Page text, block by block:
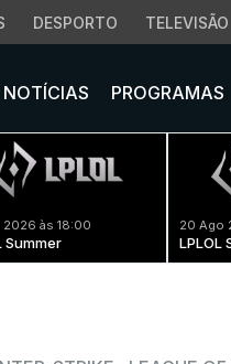
DESPORTO TELEVISÃO
NOTÍCIAS PROGRAMAS
2026 às 18:00
Summer
20 Ago
LPLOL